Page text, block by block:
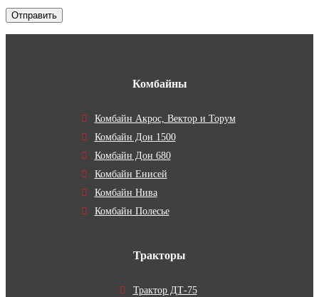
Комбайны
Комбайн Акрос, Вектор и Торум
Комбайн Дон 1500
Комбайн Дон 680
Комбайн Енисей
Комбайн Нива
Комбайн Полесье
Тракторы
Трактор ДТ-75